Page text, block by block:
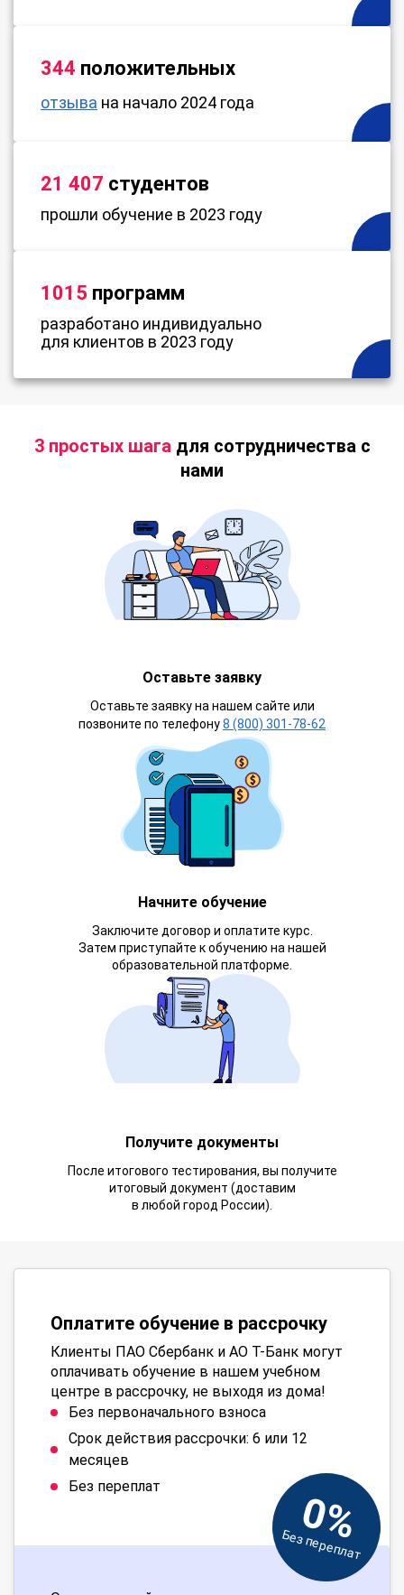
344 положительных
отзыва на начало 2024 года
21 407 студентов
прошли обучение в 2023 году
1015 программ
разработано индивидуально
для клиентов в 2023 году
3 простых шагадля сотрудничества с
нами
Оставьте заявку
Оставьте заявку на нашем сайте или
позвоните по телефону8 (800) 301-78-62
Начните обучение
Заключите договор и оплатите курс.
Затем приступайте к обучению на нашей
образовательной платформе.
Получите документы
После итогового тестирования, вы получите
итоговый документ (доставим
в любой город России).
Оплатите обучение в рассрочку
Клиенты ПАО Сбербанк и АО Т-Банк могут
оплачивать обучение в нашем учебном
центре в рассрочку, не выходя из дома!
Без первоначального взноса
Срок действия рассрочки: 6 или 12
месяцев
Без переплат
0%
Без переплат